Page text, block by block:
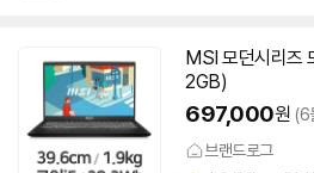
MSI 모던시리즈
2GB)
697,000원 (6
브랜드로그